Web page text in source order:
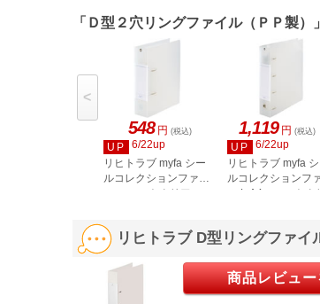
「Ｄ型２穴リングファイル（ＰＰ製）
548 円 (税込)
UP
6/22up
リヒトラブ myfa シー
ルコレクションファイ
ル フロストクリアー
1,119 円 (税込)
UP
6/22up
リヒトラブ myfa
ルコレクションフ
ル L A4フロストク
<
リヒトラブ D型リングファ
商品レビュ